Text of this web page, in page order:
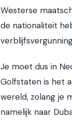
Westerse
de nationaliteit
Je moet dus in
Golfstaten is het
wereld, zolang je
namelijk naar